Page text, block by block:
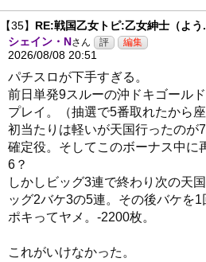
【35】 RE:戦国乙女トピ:乙女紳士（よう
シェイン・Nさん
2026/08/08 20:51
パチスロが下手すぎる。
前日単発9スルーの沖ドキゴール
プレイ。（抽選で5番取れたから座
初当たりは軽いが天国行ったのが
確定役。そしてこのボーナス中に
6？
しかしビッグ3連で終わり次の天
ッグ2バケ3の5連。その後バケを
ポキってヤメ。-2200枚。
これがいけなかった。